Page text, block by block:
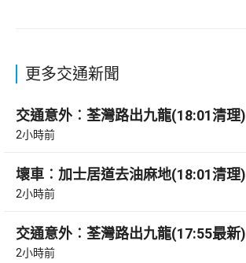
更多交通新聞
交通意外︰荃灣路出九龍(18:01清理)
2小時前
壞車︰加士居道去油麻地(18:01清理)
2小時前
交通意外︰荃灣路出九龍(17:55最新)
2小時前